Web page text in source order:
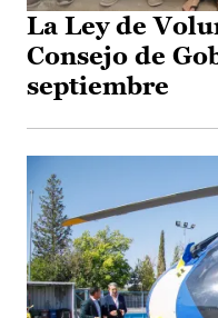
La Ley de
Consejo de
septiembre